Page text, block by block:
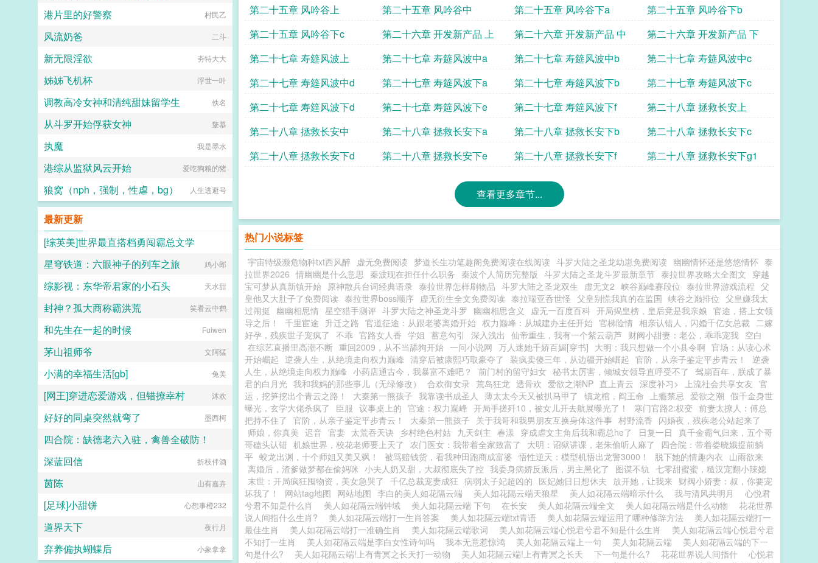
第二十五章 风吟谷上
第二十五章 风吟谷中 第二十五章 风吟谷下a
第二十五章 风吟谷下b
第二十五章 风吟谷下c
第二十六章 开发新产品 上 第二十六章 开发新产品 中
第二十六章 开发新产品 下
第二十七章 寿筵风波上
第二十七章 寿筵风波中a 第二十七章 寿筵风波中b
第二十七章 寿筵风波中c
第二十七章 寿筵风波中d
第二十七章 寿筵风波下a 第二十七章 寿筵风波下b
第二十七章 寿筵风波下c
第二十七章 寿筵风波下d
第二十七章 寿筵风波下e 第二十七章 寿筵风波下f
第二十八章 拯救长安上
第二十八章 拯救长安中
第二十八章 拯救长安下a 第二十八章 拯救长安下b
第二十八章 拯救长安下c
第二十八章 拯救长安下d
第二十八章 拯救长安下e 第二十八章 拯救长安下f 第二十八章 拯救长安下g1
查看更多章节...
热门小说标签
宇宙特级濒危物种txt西风醉 虚无免费阅读 梦道长生功笔趣阁免费阅读在线阅读 斗罗大陆之圣龙幼崽免费阅读 幽幽情怀还是悠悠情怀 泰
拉世界2026 情幽幽是什么意思 秦波现在担任什么职务 秦波个人简历完整版 斗罗大陆之圣龙斗罗最新章节 泰拉世界攻略大全图文 穿越
宝可梦从真新镇开始 原神散兵台词经典语录 泰拉世界怎样刷物品 斗罗大陆之圣龙双生 虚无文2 峡谷巅峰赛段位 泰拉世界游戏流程 父
皇他又大肚子了免费阅读 泰拉世界boss顺序 虚无衍生全文免费阅读 泰拉瑞亚呑世怪 父皇别慌我真的在监国 峡谷之巅排位 父皇嫌我太
过闹挺 幽幽相思情 星空猎手测评 斗罗大陆之神圣龙斗罗 幽幽相思含义 虚无一百度百科 开局揭皇榜，皇后竟是我亲娘 官途，搭上女领
导之后！
千里宦途 升迁之路 官道征途：从跟老婆离婚开始 权力巅峰：从城建办主任开始 官梯险情 相亲认错人，闪婚千亿女总裁 二嫁
好孕，残疾世子宠疯了 不乖 官路女人香 学姐 蓄意勾引 深入浅出 仙帝重生，我有一个紫云葫芦 财阀小甜妻：老公，乖乖宠我 空白
在综艺直播里高潮不断 重回2009，从不当舔狗开始 一问小说网 万人迷她千娇百媚[穿书] 大明：我只想做一个小县令啊 官场：从读心术
开始崛起 逆袭人生，从绝境走向权力巅峰 清穿后被康熙巧取豪夺了 装疯卖傻三年，从边疆开始崛起 官阶，从亲子鉴定平步青云！
逆袭
人生，从绝境走向权力巅峰 小药店通古今，我暴富不难吧？ 前门村的留守妇女 秘书太厉害，倾城女领导直呼受不了 驾崩百年，朕成了暴
君的白月光 我和我妈的那些事儿（无绿修改） 合欢御女录 荒岛狂龙 透骨欢 爱欲之潮NP 直上青云 深度补习> 上流社会共享女友 官
运，挖笋挖出个青云之路！
大秦第一熊孩子 我靠读书成圣人 薄太太今天又被扒马甲了 镇龙棺，阎王命 上瘾禁忌 爱欲之潮 假千金身世
曝光，玄学大佬杀疯了
臣服 议事桌上的 官途：权力巅峰 开局手搓歼10，被女儿开去航展曝光了！ 寒门官路2:权变 前妻太撩人：傅总
把持不住了 官阶，从亲子鉴定平步青云！ 大秦第一熊孩子 关于我哥和我男朋友互换身体这件事 村野流香 闪婚夜，残疾老公站起来了
师娘，你真美 迟音 官妻 太荒吞天诀 乡村绝色村姑 九天剑主 春漾 穿成虐文主角后我和霸总he了 日复一日 真千金霸气归来，五个哥
哥磕头认错 机娘世界，校花老师要上天了 农门医女：我带着全家致富了 大明：诏狱讲课，老朱偷听人麻了
四合院：带着娄晓娥提前躺
平 蛟龙出渊，十个师姐又美又飒！ 被骂赔钱货，看我种田跑商成富婆 悟性逆天：模型机悟出龙警3000！ 脱下她的情趣内衣 山雨欲来
离婚后，渣爹做梦都在偷妈咪 小夫人奶又甜，大叔彻底失了控 我委身病娇反派后，男主黑化了 图谋不轨 七零甜蜜蜜，糙汉宠翻小辣媳
末世：开局疯狂囤物资，美女急哭了 千亿总裁宠妻成狂 病弱太子妃超凶的 医妃她日日想休夫 放开她，让我来 财阀小娇妻：叔，你要宠
坏我了！
网站tag地图 网站地图 李白的美人如花隔云端 美人如花隔云端天狼星 美人如花隔云端暗示什么 我与清风共明月
心悦君
兮君不知是什么肖
美人如花隔云端钟域 美人如花隔云端 下句 在长安 美人如花隔云端全文 美人如花隔云端是什么动物
花花世界
说人间指什么生肖?
美人如花隔云端打一生肖答案 美人如花隔云端txt青语 美人如花隔云端运用了哪种修辞方法
美人如花隔云端打一
最佳生肖
美人如花隔云端打一准确生肖 美人如花隔云端歌词 美人如花隔云端心悦君兮君不知是什么生肖
美人如花隔云端心悦君兮君
不知打一生肖
美人如花隔云端是李白女性诗句吗 我本无意惹惊鸿 美人如花隔云端上一句 美人如花隔云端
美人如花隔云端的下一
句是什么?
美人如花隔云端!上有青冥之长天打一动物 美人如花隔云端!上有青冥之长天 下一句是什么? 花花世界说人间指什
心悦君
港片里的好警察 村民乙
风流奶爸 二斗
新无限淫欲 夯特大大
姊姊飞机杯 浮世一叶
调教高冷女神和清纯甜妹留学生 佚名
从斗罗开始俘获女神 鞪慕
执魔 我是墨水
港综从监狱风云开始 爱吃狗粮的猪
狼窝（nph，强制，性虐，bg） 人生逃避号
最新更新
[综英美]世界最直搭档勇闯霸总文学
托尔金之犬
星穹铁道：六眼神子的列车之旅 鸡小郎
综影视：东华帝君家的小石头 天水甜
封神？孤大商称霸洪荒 笑看云中鹤
和先生在一起的时候 Fuiwen
茅山祖师爷 文阿猛
小满的幸福生活[gb] 兔美
[网王]穿进恋爱游戏，但错撩幸村 沐欢
好好的同桌突然就弯了 墨西柯
四合院：缺德老六入驻，禽兽全破防！
一把破键盘
深蓝回信 折枝伴酒
茵陈 山有嘉卉
[足球]小甜饼 心想事橙232
道界天下 夜行月
弃养偏执蝴蝶后 小象拿拿